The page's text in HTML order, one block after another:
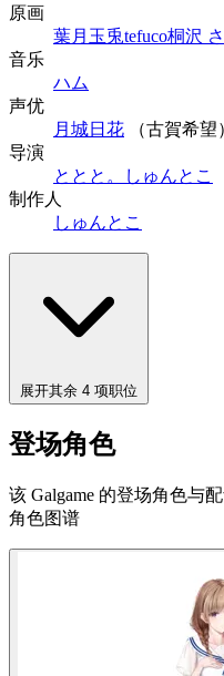
原画
葉月玉兎tefuco桐沢
音乐
ハム
声优
月城日花 （古賀希望
导演
ととと。
しゅんとこ
制作人
しゅんとこ
展开其余 4 项职位
登场角色
该 Galgame 的登场角色与
角色图谱